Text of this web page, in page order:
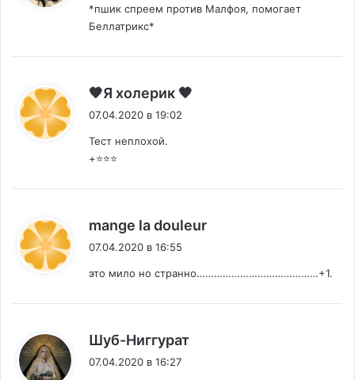
*пшик спреем против Малфоя, помогает
Беллатрикс*
🧡Я холерик 🧡
07.04.2020 в 19:02
Тест неплохой.
+⭐️⭐️⭐️
mange la douleur
07.04.2020 в 16:55
это мило но странно……………………………………+1.
Шуб-Ниггурат
07.04.2020 в 16:27